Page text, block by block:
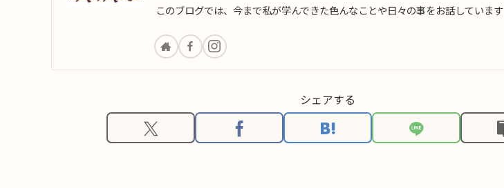
このブログでは、今まで私が学んできた色んなことや日々の事をお話しています
シェアする